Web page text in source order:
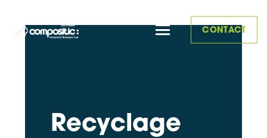
CONTACT
Recyclage